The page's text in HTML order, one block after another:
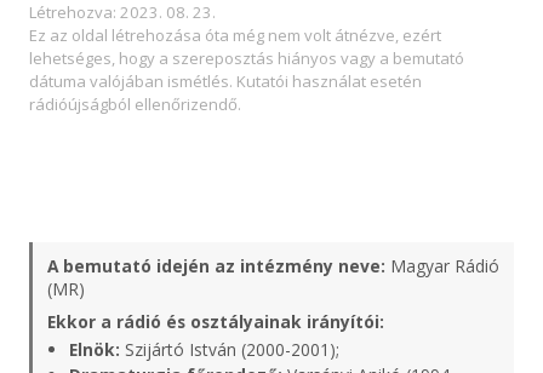
Létrehozva: 2023. 08. 23.
Ez az oldal létrehozása óta még nem volt átnézve, ezért
lehetséges, hogy a szereposztás hiányos vagy a bemutató
dátuma valójában ismétlés. Kutatói használat esetén
rádióújságból ellenőrizendő.
A bemutató idején az intézmény neve: Magyar Rádió
(MR)
Ekkor a rádió és osztályainak irányítói:
Elnök: Szijártó István (2000-2001);